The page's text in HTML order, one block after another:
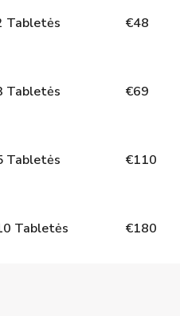
Tabletės €48
Tabletės €69
Tabletės €110
Tabletės €180